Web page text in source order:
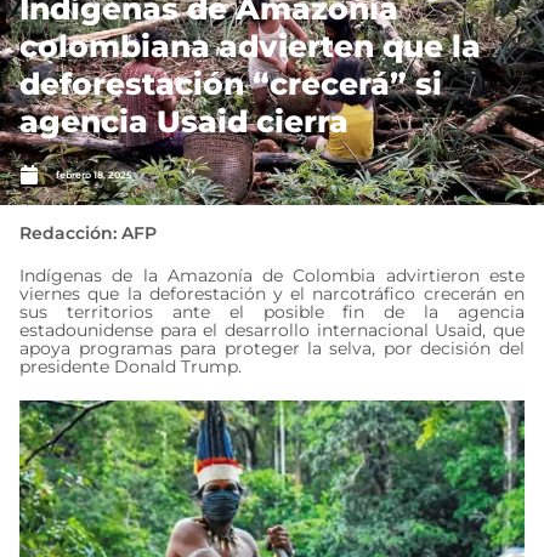
Indígenas de Amazonía
colombiana advierten que la
deforestación “crecerá” si
agencia Usaid cierra
febrero 18, 2025
Redacción: AFP
Indígenas de la Amazonía de Colombia advirtieron este
viernes que la deforestación y el narcotráfico crecerán en
sus territorios ante el posible fin de la agencia
estadounidense para el desarrollo internacional Usaid, que
apoya programas para proteger la selva, por decisión del
presidente Donald Trump.